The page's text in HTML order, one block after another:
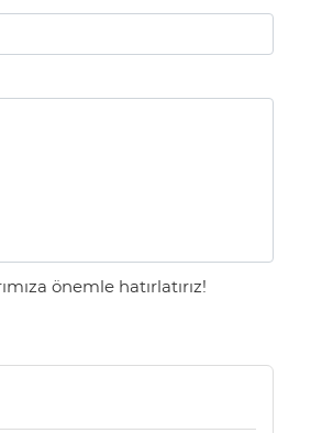
önemle hatırlatırız!